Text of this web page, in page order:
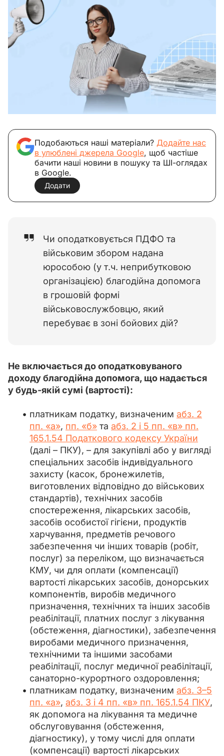
Подобаються наші матеріали? Додайте нас
в улюблені джерела Google, щоб частіше
бачити наші новини в пошуку та ШІ-оглядах
в Google.
Додати
Чи оподатковується ПДФО та
військовим збором надана
юрособою (у т.ч. неприбутковою
організацією) благодійна допомога
в грошовій формі
військовослужбовцю, який
перебуває в зоні бойових дій?
Не включається до оподатковуваного
доходу благодійна допомога, що надається
у будь-якій сумі (вартості):
платникам податку, визначеним абз. 2
пп. «а», пп. «б» та абз. 2 і 5 пп. «в» пп.
165.1.54 Податкового кодексу України
(далі – ПКУ), – для закупівлі або у вигляді
спеціальних засобів індивідуального
захисту (касок, бронежилетів,
виготовлених відповідно до військових
стандартів), технічних засобів
спостереження, лікарських засобів,
засобів особистої гігієни, продуктів
харчування, предметів речового
забезпечення чи інших товарів (робіт,
послуг) за переліком, що визначається
КМУ, чи для оплати (компенсації)
вартості лікарських засобів, донорських
компонентів, виробів медичного
призначення, технічних та інших засобів
реабілітації, платних послуг з лікування
(обстеження, діагностики), забезпечення
виробами медичного призначення,
технічними та іншими засобами
реабілітації, послуг медичної реабілітації,
санаторно-курортного оздоровлення;
платникам податку, визначеним абз. 3–5
пп. «а», абз. 3 і 4 пп. «в» пп. 165.1.54 ПКУ,
як допомога на лікування та медичне
обслуговування (обстеження,
діагностику), у тому числі для оплати
(компенсації) вартості лікарських